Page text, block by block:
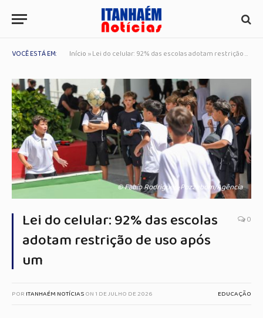
VOCÊ ESTÁ EM: Início »Lei do celular: 92% das escolas adotam restrição de uso após um
© Fabio Rodrigues-Pozzebom/Agência
Lei do celular: 92% das escolas
adotam restrição de uso após
um
0
POR ITANHAÉM NOTÍCIASON1 DE JULHO DE 2026 EDUCAÇÃO